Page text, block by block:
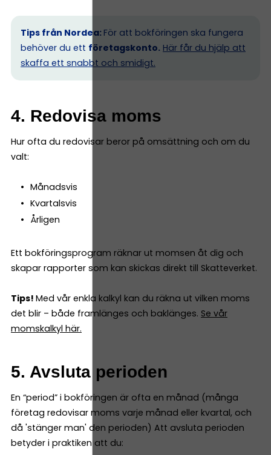
Tips från Nordea: För att bokföringen ska fungera
behöver du ett företagskonto. Här får du hjälp att
skaffa ett snabbt och smidigt.
4. Redovisa moms
Hur ofta du redovisar beror på omsättning och om du
valt:
Månadsvis
Kvartalsvis
Årligen
Ett bokföringsprogram räknar ut momsen åt dig och
skapar rapporter som kan skickas direkt till Skatteverket.
Tips! Med vår enkla kalkyl kan du räkna ut vilken moms
det blir – både framlänges och baklänges. Se vår
momskalkyl här.
5. Avsluta perioden
En “period” i bokföringen är ofta en månad (många
företag redovisar moms varje månad eller kvartal, och
då 'stänger man' den perioden) Att avsluta perioden
betyder i praktiken att du: